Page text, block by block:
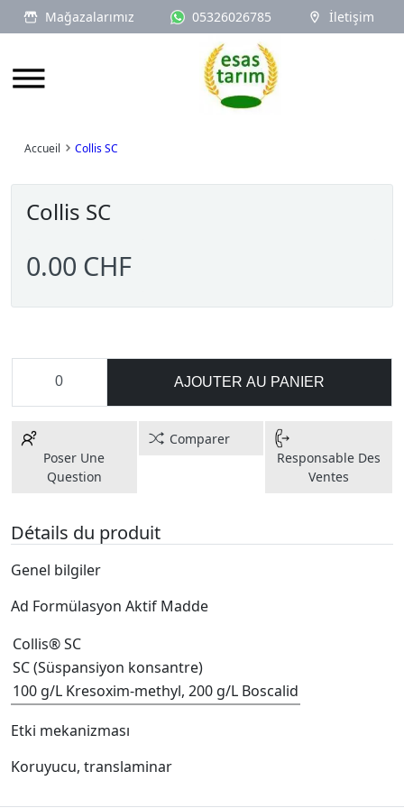
Mağazalarımız 05326026785 İletişim
Logo
Accueil Collis SC
Collis SC
0.00 CHF
AJOUTER AU PANIER
Poser Une
Question
Comparer
Responsable Des
Ventes
Détails du produit
Genel bilgiler
Ad Formülasyon Aktif Madde
Collis® SC
SC (Süspansiyon konsantre)
100 g/L Kresoxim-methyl, 200 g/L Boscalid
Etki mekanizması
Koruyucu, translaminar